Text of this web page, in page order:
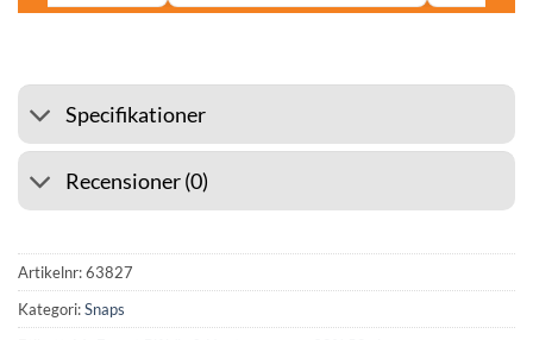
Specifikationer
Recensioner (0)
Artikelnr:63827
Kategori:Snaps